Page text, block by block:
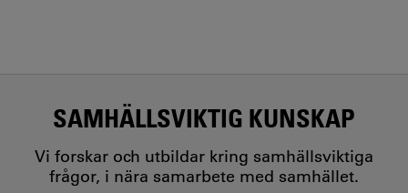
SAMHÄLLSVIKTIG KUNSKAP
Vi forskar och utbildar kring samhällsviktiga
frågor, i nära samarbete med samhället.